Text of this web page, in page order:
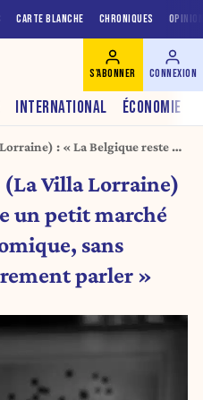
CARTE BLANCHE CHRONIQUES
INTERNATIONAL ÉCONOMIE
S'ABONNER CONNEXION
: « La Belgique reste un
»
Villa Lorraine)
un petit marché
sans
parler »